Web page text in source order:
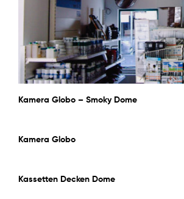
Kamera Globo – Smoky Dome
Kamera Globo
Kassetten Decken Dome